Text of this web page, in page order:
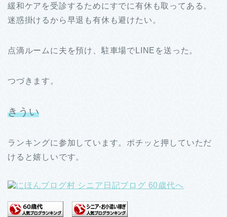
緩和ケアを受診するためにすでに有休も取ってある。
迷惑掛けるから早退も有休も避けたい。
点滴ルームに夫を預け、駐車場でLINEを送った。
つづきます。
きうい
ランキングに参加しています。ポチッと押していただ
けると嬉しいです。